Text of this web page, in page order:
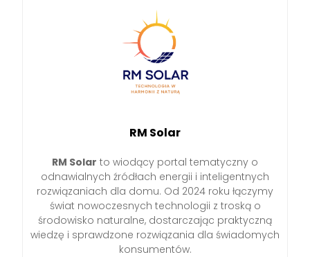
RM Solar
RM Solar to wiodący portal tematyczny o
odnawialnych źródłach energii i inteligentnych
rozwiązaniach dla domu. Od 2024 roku łączymy
świat nowoczesnych technologii z troską o
środowisko naturalne, dostarczając praktyczną
wiedzę i sprawdzone rozwiązania dla świadomych
konsumentów.